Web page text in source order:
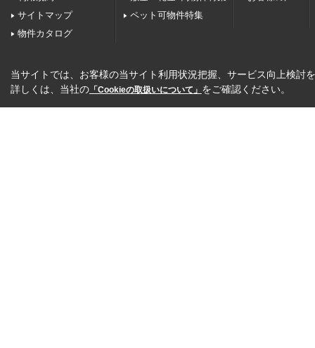
サイトマップ
物件カタログ
ペット可物件特集
当サイトでは、お客様の当サイト利用状況把握、サービス向上検討
詳しくは、当社の 「Cookieの取扱いについて」 をご確認ください。